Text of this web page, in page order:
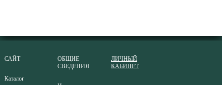
САЙТ
Каталог
ОБЩИЕ
СВЕДЕНИЯ
ЛИЧНЫЙ
КАБИНЕТ